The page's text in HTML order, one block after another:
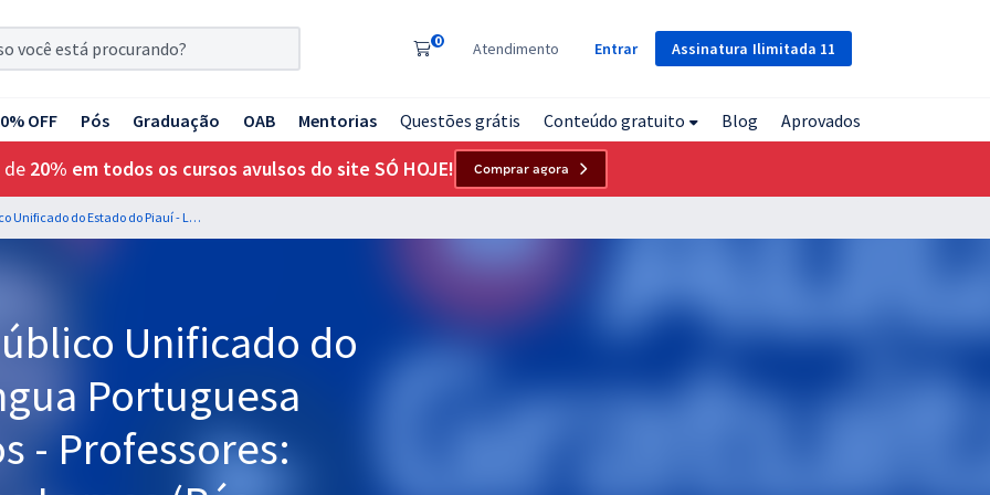
Assinatura Ilimitada 11
0 Atendimento Entrar
OFF Pós Graduação OAB Mentorias Questões grátis Conteúdo gratuito Blog Aprovados
de 20% em todos os cursos avulsos do site SÓ HOJE! Comprar agora
CPU PI - Concurso Público Unificado do Estado do Piauí - Língua Portuguesa para Todos os Cargos - Professores: Elias Santana e Lucas Lemos (Pós-Edital)
Unificado do
Portuguesa
- Professores: